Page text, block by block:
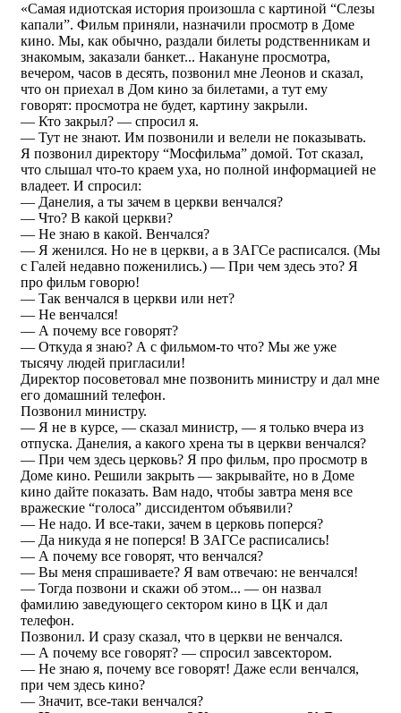
«Самая идиотская история произошла с картиной “Слезы
капали”. Фильм приняли, назначили просмотр в Доме
кино. Мы, как обычно, раздали билеты родственникам и
знакомым, заказали банкет... Накануне просмотра,
вечером, часов в десять, позвонил мне Леонов и сказал,
что он приехал в Дом кино за билетами, а тут ему
говорят: просмотра не будет, картину закрыли.
— Кто закрыл? — спросил я.
— Тут не знают. Им позвонили и велели не показывать.
Я позвонил директору “Мосфильма” домой. Тот сказал,
что слышал что-то краем уха, но полной информацией не
владеет. И спросил:
— Данелия, а ты зачем в церкви венчался?
— Что? В какой церкви?
— Не знаю в какой. Венчался?
— Я женился. Но не в церкви, а в ЗАГСе расписался. (Мы
с Галей недавно поженились.) — При чем здесь это? Я
про фильм говорю!
— Так венчался в церкви или нет?
— Не венчался!
— А почему все говорят?
— Откуда я знаю? А с фильмом-то что? Мы же уже
тысячу людей пригласили!
Директор посоветовал мне позвонить министру и дал мне
его домашний телефон.
Позвонил министру.
— Я не в курсе, — сказал министр, — я только вчера из
отпуска. Данелия, а какого хрена ты в церкви венчался?
— При чем здесь церковь? Я про фильм, про просмотр в
Доме кино. Решили закрыть — закрывайте, но в Доме
кино дайте показать. Вам надо, чтобы завтра меня все
вражеские “голоса” диссидентом объявили?
— Не надо. И все-таки, зачем в церковь поперся?
— Да никуда я не поперся! В ЗАГСе расписались!
— А почему все говорят, что венчался?
— Вы меня спрашиваете? Я вам отвечаю: не венчался!
— Тогда позвони и скажи об этом... — он назвал
фамилию заведующего сектором кино в ЦК и дал
телефон.
Позвонил. И сразу сказал, что в церкви не венчался.
— А почему все говорят? — спросил завсектором.
— Не знаю я, почему все говорят! Даже если венчался,
при чем здесь кино?
— Значит, все-таки венчался?